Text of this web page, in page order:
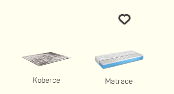
Koberce Matrace